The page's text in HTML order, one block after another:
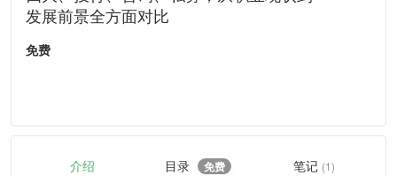
发展前景全方面对比
免费
介绍 目录 免费 笔记 (1)